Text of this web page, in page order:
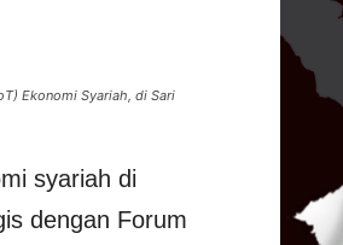
Ekonomi Syariah, di Sari
syariah di
dengan Forum